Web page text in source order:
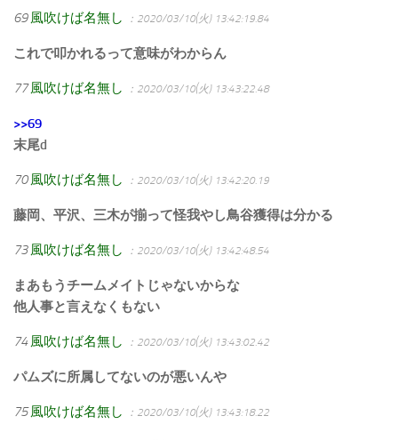
69 風吹けば名無し ：2020/03/10(火) 13:42:19.84
これで叩かれるって意味がわからん
77 風吹けば名無し ：2020/03/10(火) 13:43:22.48
>>69
末尾d
70 風吹けば名無し ：2020/03/10(火) 13:42:20.19
藤岡、平沢、三木が揃って怪我やし鳥谷獲得は分かる
73 風吹けば名無し ：2020/03/10(火) 13:42:48.54
まあもうチームメイトじゃないからな
他人事と言えなくもない
74 風吹けば名無し ：2020/03/10(火) 13:43:02.42
パムズに所属してないのが悪いんや
75 風吹けば名無し ：2020/03/10(火) 13:43:18.22